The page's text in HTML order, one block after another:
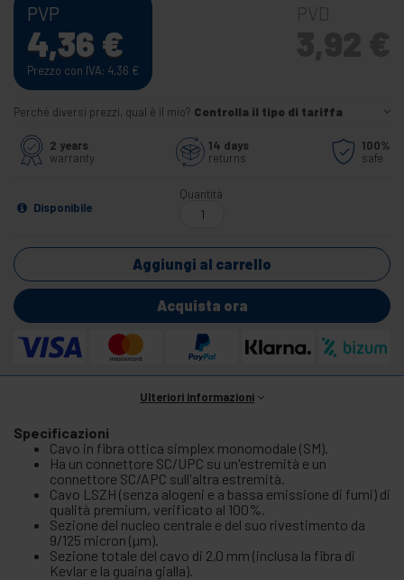
PVP
4,36 €
Prezzo con IVA: 4,36 €
Perché diversi prezzi, qual è il mio? Controlla il tipo di tariffa
2 years
warranty
14 days
returns
100%
safe
Disponibile
Quantità
Aggiungi al carrello
Acquista ora
Ulteriori informazioni
Specificazioni
Cavo in fibra ottica simplex monomodale (SM).
Ha un connettore SC/UPC su un'estremità e un
connettore SC/APC sull'altra estremità.
Cavo LSZH (senza alogeni e a bassa emissione di fumi) di
qualità premium, verificato al 100%.
Sezione del nucleo centrale e del suo rivestimento da
9/125 micron (µm).
Sezione totale del cavo di 2,0 mm (inclusa la fibra di
Kevlar e la guaina gialla).